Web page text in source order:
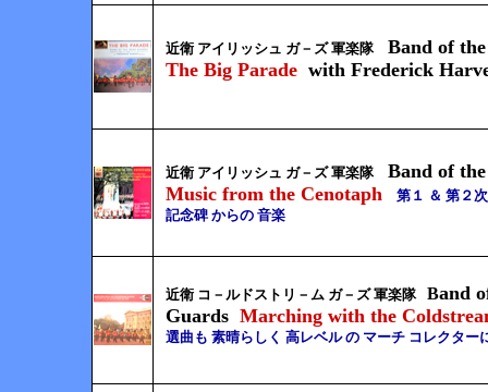
近衛 アイリッシュ ガ－ズ 軍楽隊 Band of
The Big Parade with Frederick
近衛 アイリッシュ ガ－ズ 軍楽隊 Band of
Music from the Cenotaph
第１ ＆ 第２
記念碑 からの 音楽
近衛 コ－ルドストリ－ム ガ－ズ 軍楽隊 Band
Guards Marching with the
選曲も 素晴らしく 高レベル の マーチ コレクター